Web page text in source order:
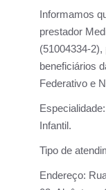
Informamos
prestador
(51004334-
beneficiários
Federativo e
Especialidade:
Infantil.
Tipo de
Endereço: